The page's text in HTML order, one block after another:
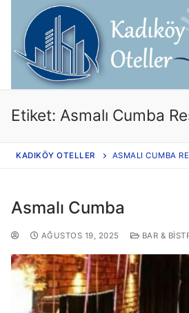
Etiket: Asmalı Cumba
KADIKÖY OTELLER ASMALI CUMBA
Asmalı Cumba
AĞUSTOS 19, 2025 BAR &